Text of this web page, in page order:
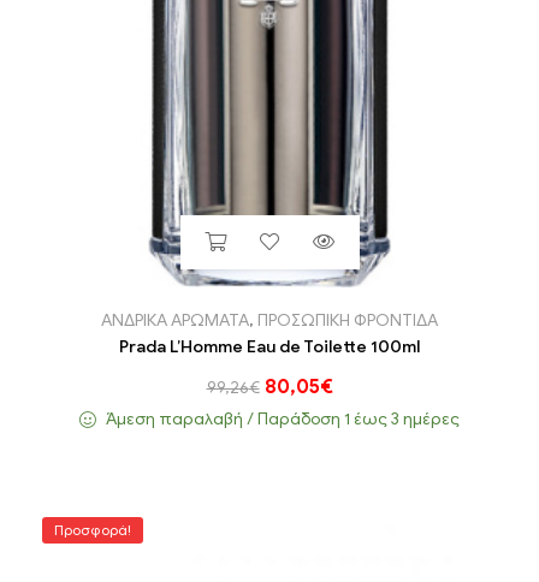
ΑΝΔΡΙΚΑ ΑΡΩΜΑΤΑ, ΠΡΟΣΩΠΙΚΗ ΦΡΟΝΤΙΔΑ
Prada L’Homme Eau de Toilette 100ml
99,26€ 80,05€
Άμεση παραλαβή / Παράδoση 1 έως 3 ημέρες
Προσφορά!